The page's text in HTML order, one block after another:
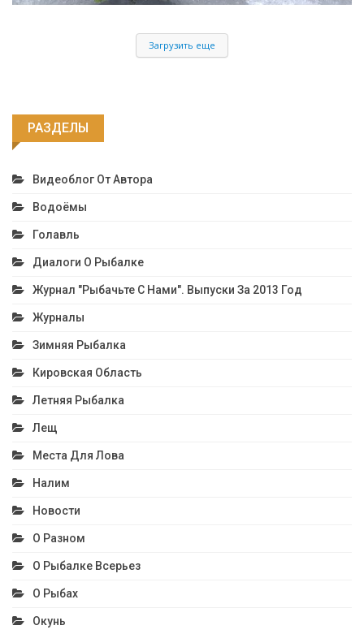
Загрузить еще
РАЗДЕЛЫ
Видеоблог От Автора
Водоёмы
Голавль
Диалоги О Рыбалке
Журнал "Рыбачьте С Нами". Выпуски За 2013 Год
Журналы
Зимняя Рыбалка
Кировская Область
Летняя Рыбалка
Лещ
Места Для Лова
Налим
Новости
О Разном
О Рыбалке Всерьез
О Рыбах
Окунь